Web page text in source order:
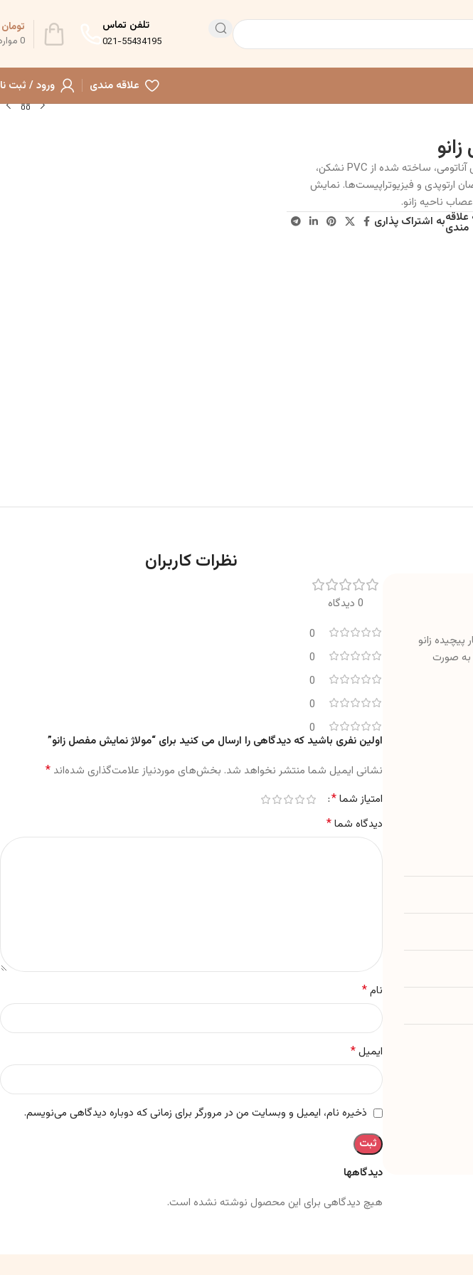
تلفن تماس
021-55434195
0
تومان
علاقه مندی
ورود / ثبت
مولاژ آموزشی مفصل زانو با ۱۷ بخش آناتومی، ساخته شده از PVC نشکن،
ارتوپدی و فیزیوتراپیست‌ها. نمایش
ناحیه زانو.
علاقه
مندیبه اشتراک پذاری
زانو
به صورت
نظرات کاربران
0 دیدگاه
0
0
0
0
0
دیدگاهها
هیچ دیدگاهی برای این محصول نوشته نشده است.
اولین نفری باشید که دیدگاهی را ارسال می کنید برای “مولاژ نمایش مفصل زانو”
نشانی ایمیل شما منتشر نخواهد شد. بخش‌های موردنیاز علامت‌گذاری شده‌اند*
امتیاز شما*
دیدگاه شما*
نام*
ایمیل*
ذخیره نام، ایمیل و وبسایت من در مرورگر برای زمانی که دوباره دیدگاهی می‌نویسم.